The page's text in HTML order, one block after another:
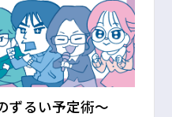
ずるい予定術〜